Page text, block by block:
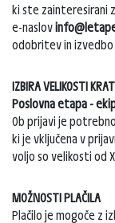
ki ste zainteresirani
e-naslov
odobritev in
IZBIRA VELIKOSTI
Poslovna etapa -
Ob prijavi je
ki je vključena v
voljo so velikosti od
MOŽNOSTI PLAČILA
Plačilo je mogoče z